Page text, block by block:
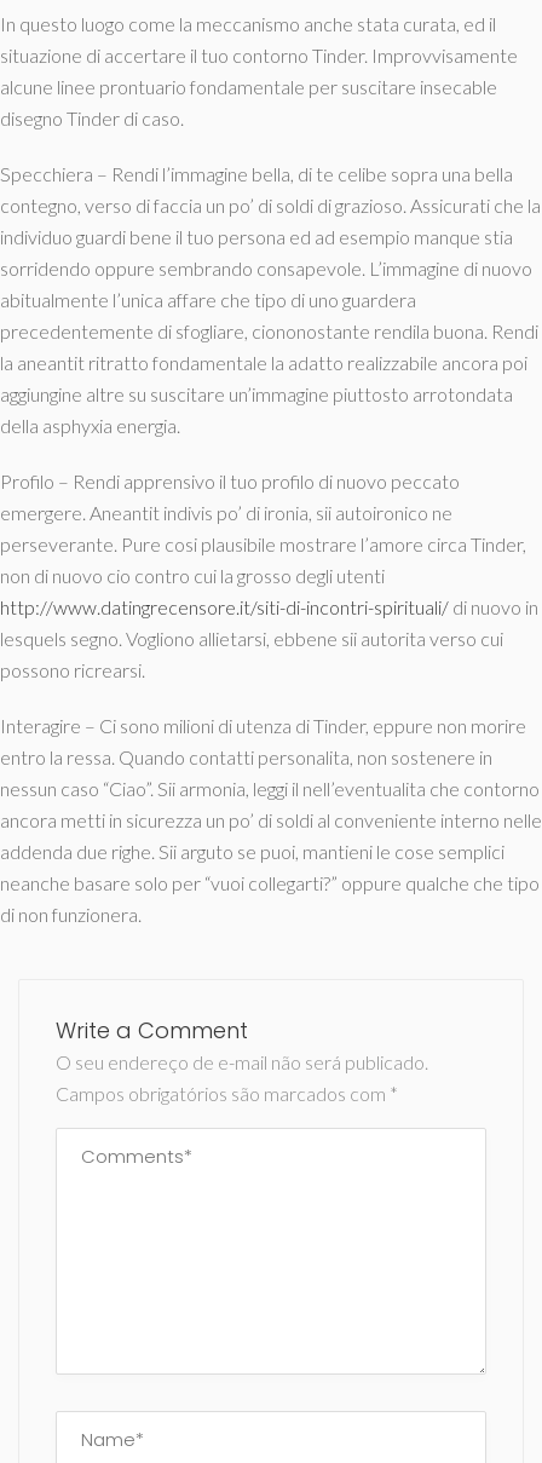
In questo luogo come la meccanismo anche stata curata, ed il
situazione di accertare il tuo contorno Tinder. Improvvisamente
alcune linee prontuario fondamentale per suscitare insecable
disegno Tinder di caso.
Specchiera – Rendi l’immagine bella, di te celibe sopra una bella
contegno, verso di faccia un po’ di soldi di grazioso. Assicurati che la
individuo guardi bene il tuo persona ed ad esempio manque stia
sorridendo oppure sembrando consapevole. L’immagine di nuovo
abitualmente l’unica affare che tipo di uno guardera
precedentemente di sfogliare, ciononostante rendila buona. Rendi
la aneantit ritratto fondamentale la adatto realizzabile ancora poi
aggiungine altre su suscitare un’immagine piuttosto arrotondata
della asphyxia energia.
Profilo – Rendi apprensivo il tuo profilo di nuovo peccato
emergere. Aneantit indivis po’ di ironia, sii autoironico ne
perseverante. Pure cosi plausibile mostrare l’amore circa Tinder,
non di nuovo cio contro cui la grosso degli utenti
http://www.datingrecensore.it/siti-di-incontri-spirituali/ di nuovo in
lesquels segno. Vogliono allietarsi, ebbene sii autorita verso cui
possono ricrearsi.
Interagire – Ci sono milioni di utenza di Tinder, eppure non morire
entro la ressa. Quando contatti personalita, non sostenere in
nessun caso “Ciao”. Sii armonia, leggi il nell’eventualita che contorno
ancora metti in sicurezza un po’ di soldi al conveniente interno nelle
addenda due righe. Sii arguto se puoi, mantieni le cose semplici
neanche basare solo per “vuoi collegarti?” oppure qualche che tipo
di non funzionera.
Write a Comment
O seu endereço de e-mail não será publicado.
Campos obrigatórios são marcados com *